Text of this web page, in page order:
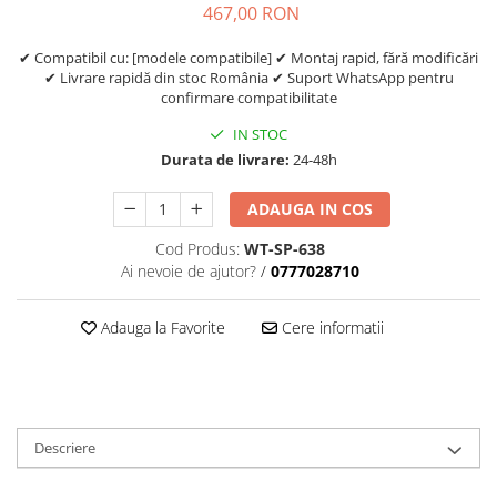
467,00 RON
✔ Compatibil cu: [modele compatibile] ✔ Montaj rapid, fără modificări
✔ Livrare rapidă din stoc România ✔ Suport WhatsApp pentru
confirmare compatibilitate
IN STOC
Durata de livrare: 24-48h
ADAUGA IN COS
Cod Produs: WT-SP-638
Ai nevoie de ajutor? / 0777028710
Adauga la Favorite Cere informatii
Descriere